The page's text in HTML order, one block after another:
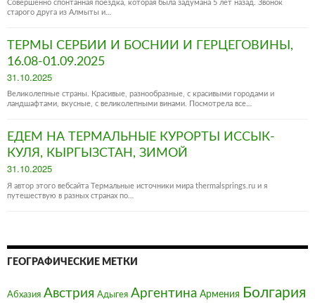
Совершенно спонтанная поездка, которая была задумана 5 лет назад. Звонок
старого друга из Алмыты и…
ТЕРМЫ СЕРБИИ И БОСНИИ И ГЕРЦЕГОВИНЫ,
16.08-01.09.2025
Posted
on
31.10.2025
Великолепные страны. Красивые, разнообразные, с красивыми городами и
ландшафтами, вкусные, с великолепными винами. Посмотрела все…
ЕДЕМ НА ТЕРМАЛЬНЫЕ КУРОРТЫ ИССЫК-
КУЛЯ, КЫРГЫЗСТАН, ЗИМОЙ
Posted
on
31.10.2025
Я автор этого вебсайта Термальные источники мира thermalsprings.ru и я
путешествую в разных странах по…
ГЕОГРАФИЧЕСКИЕ МЕТКИ
Абхазия Австрия‎ Адыгея Аргентина Армения Болгария‎